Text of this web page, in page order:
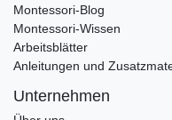
Montessori-Blog
Montessori-Wissen
Arbeitsblätter
Anleitungen und
Unternehmen